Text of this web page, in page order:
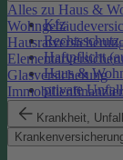
Alles zu Haus &
Glasversicherung
Krankheit,
Kfz
Rechtsschutz
Haftpflicht
Haus &
private
Reiserücktritt
Reisegepäck